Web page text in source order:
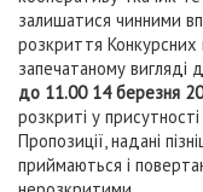
залишатися чинними
розкриття Конкурсних
запечатаному
до 11.00 14 березня
розкриті у
Пропозиції, надані
приймаються і